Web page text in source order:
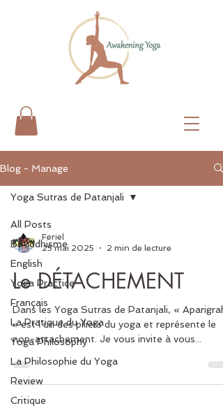
Blog - Manage
All Posts
Bouddhisme
English
Yoga Practice
Français
La Pratique du Yoga
Yoga Philosophy
La Philosophie du Yoga
Review
Critique
Yoga Sutras de Patanjali
Feriel
25 mai 2025
2 min de lecture
Le DÉTACHEMENT
Dans les Yoga Sutras de Patanjali, «
» est l’un des piliers du yoga et représente le
non-attachement. Je vous invite à vous...